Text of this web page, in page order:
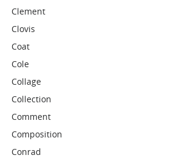
Clement
Clovis
Coat
Cole
Collage
Collection
Comment
Composition
Conrad